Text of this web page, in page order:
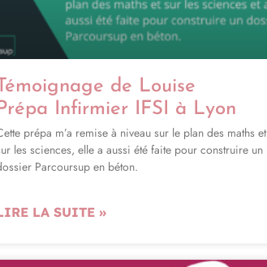
Témoignage de Louise
Prépa Infirmier IFSI à Lyon
prépa m’a remise à niveau sur le plan des maths et
les sciences, elle a aussi été faite pour construire un
Parcoursup en béton.
LA SUITE »